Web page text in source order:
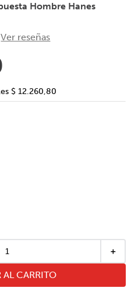
Hombre Hanes
Ver reseñas
$ 12.260,80
＋
AL CARRITO